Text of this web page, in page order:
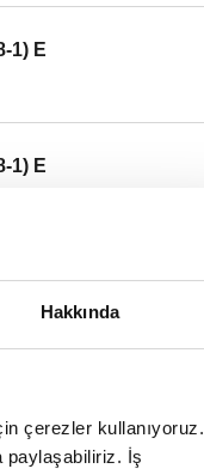
Hakkında
çerezler kullanıyoruz.
paylaşabiliriz. İş
1) E
1) E
1) E